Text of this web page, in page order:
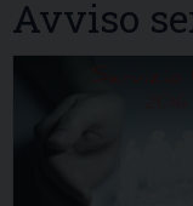
Avviso